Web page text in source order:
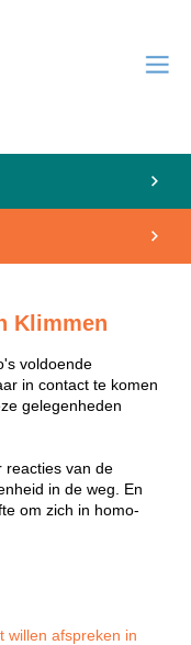
Klimmen
voldoende
in contact te komen
gelegenheden
reacties van de
in de weg. En
om zich in homo-
willen afspreken in